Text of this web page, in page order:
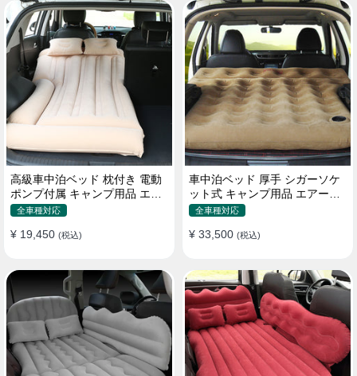
高級車中泊ベッド 枕付き 電動
ポンプ付属 キャンプ用品 エア
ーベッド 普通車 SUV
全車種対応
¥ 19,450 (税込)
車中泊ベッド 厚手 シガーソケ
ット式 キャンプ用品 エアーベ
ッド 収納袋付き 普通車 SUV適
全車種対応
¥ 33,500 (税込)